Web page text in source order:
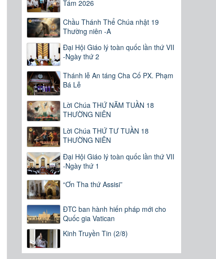
Tám 2026
Chầu Thánh Thể Chúa nhật 19
Thường niên -A
Đại Hội Giáo lý toàn quốc lần thứ VII
-Ngày thứ 2
Thánh lễ An táng Cha Cố PX. Phạm
Bá Lễ
Lời Chúa THỨ NĂM TUẦN 18
THƯỜNG NIÊN
Lời Chúa THỨ TƯ TUẦN 18
THƯỜNG NIÊN
Đại Hội Giáo lý toàn quốc lần thứ VII
-Ngày thứ 1
“Ơn Tha thứ Assisi”
ĐTC ban hành hiến pháp mới cho
Quốc gia Vatican
Kinh Truyền Tin (2/8)